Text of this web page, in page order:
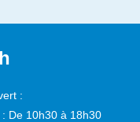
:
De 10h30 à 18h30